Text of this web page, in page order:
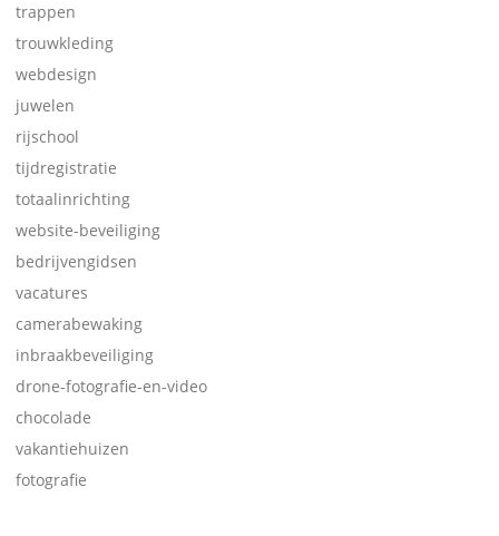
trappen
trouwkleding
webdesign
juwelen
rijschool
tijdregistratie
totaalinrichting
website-beveiliging
bedrijvengidsen
vacatures
camerabewaking
inbraakbeveiliging
drone-fotografie-en-video
chocolade
vakantiehuizen
fotografie